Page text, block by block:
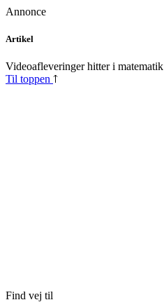
Annonce
Skip
content
Artikel
Videoafleveringer hitter i matematik
Til toppen
Find vej til